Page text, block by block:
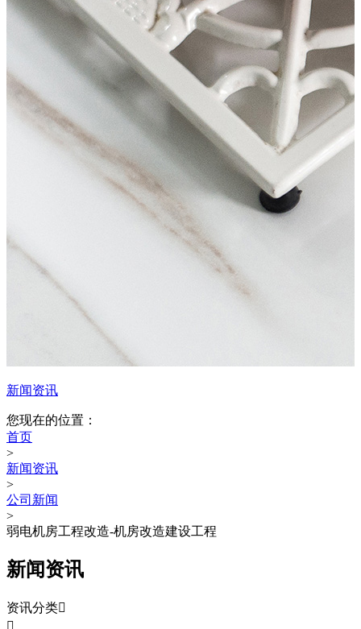
新闻资讯
您现在的位置：
首页
>
新闻资讯
>
公司新闻
>
弱电机房工程改造-机房改造建设工程
新闻资讯
资讯分类
